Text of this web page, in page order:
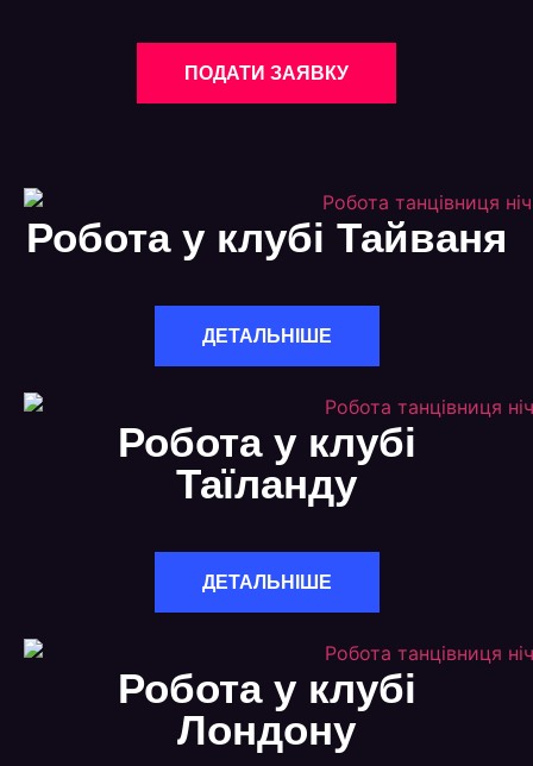
ПОДАТИ ЗАЯВКУ
Робота у клубі Тайваня
ДЕТАЛЬНІШЕ
Робота у клубі
Таїланду
ДЕТАЛЬНІШЕ
Робота у клубі
Лондону